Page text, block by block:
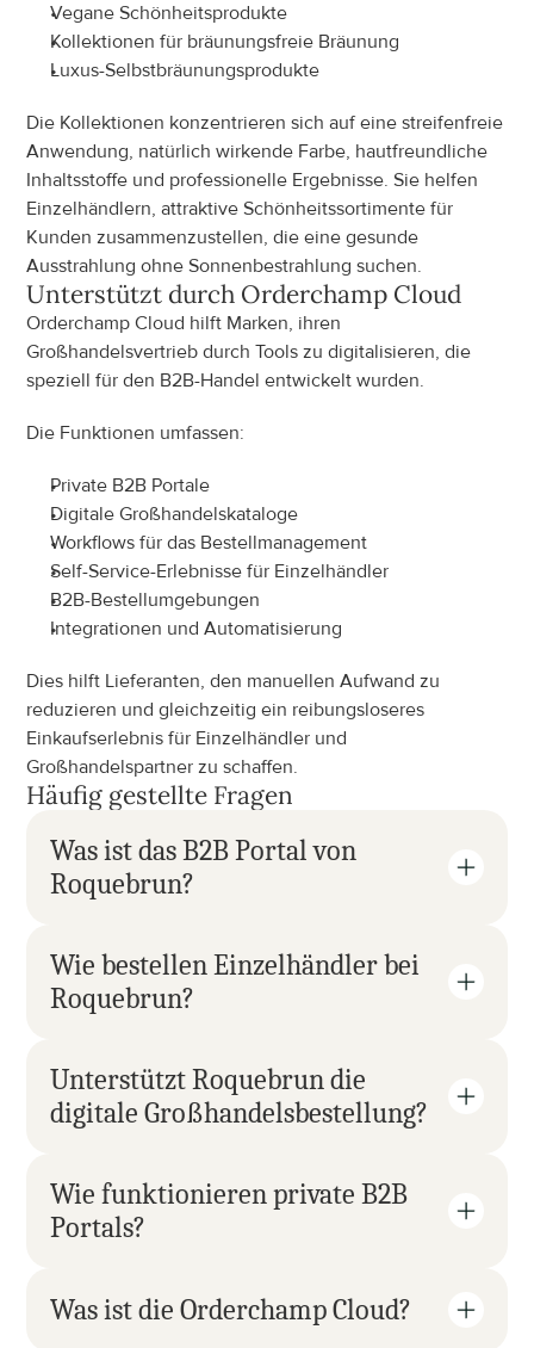
Vegane Schönheitsprodukte
Kollektionen für bräunungsfreie Bräunung
Luxus-Selbstbräunungsprodukte
Die Kollektionen konzentrieren sich auf eine streifenfreie
Anwendung, natürlich wirkende Farbe, hautfreundliche
Inhaltsstoffe und professionelle Ergebnisse. Sie helfen
Einzelhändlern, attraktive Schönheitssortimente für
Kunden zusammenzustellen, die eine gesunde
Ausstrahlung ohne Sonnenbestrahlung suchen.
Unterstützt durch Orderchamp Cloud
Orderchamp Cloud hilft Marken, ihren
Großhandelsvertrieb durch Tools zu digitalisieren, die
speziell für den B2B-Handel entwickelt wurden.
Die Funktionen umfassen:
Private B2B Portale
Digitale Großhandelskataloge
Workflows für das Bestellmanagement
Self-Service-Erlebnisse für Einzelhändler
B2B-Bestellumgebungen
Integrationen und Automatisierung
Dies hilft Lieferanten, den manuellen Aufwand zu
reduzieren und gleichzeitig ein reibungsloseres
Einkaufserlebnis für Einzelhändler und
Großhandelspartner zu schaffen.
Häufig gestellte Fragen
Was ist das B2B Portal von
Roquebrun?
Wie bestellen Einzelhändler bei
Roquebrun?
Unterstützt Roquebrun die
digitale Großhandelsbestellung?
Wie funktionieren private B2B
Portals?
Was ist die Orderchamp Cloud?